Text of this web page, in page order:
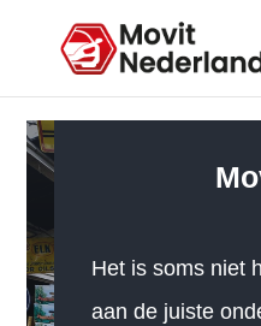
Het is soms niet
aan de juiste